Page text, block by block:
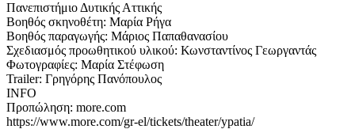
Πανεπιστήμιο Δυτικής Αττικής
Βοηθός σκηνοθέτη: Μαρία Ρήγα
Βοηθός παραγωγής: Μάριος Παπαθανασίου
Σχεδιασμός προωθητικού υλικού: Κωνσταντίνος Γεωργαντάς
Φωτογραφίες: Μαρία Στέφωση
Trailer: Γρηγόρης Πανόπουλος
INFO
Προπώληση: more.com
https://www.more.com/gr-el/tickets/theater/ypatia/